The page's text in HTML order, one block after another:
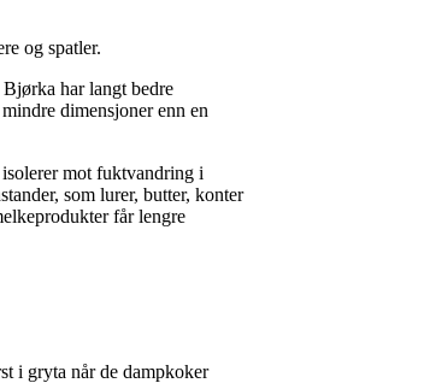
og spatler.
har langt bedre
dimensjoner enn en
mot fuktvandring i
som lurer, butter, konter
får lengre
i gryta når de dampkoker